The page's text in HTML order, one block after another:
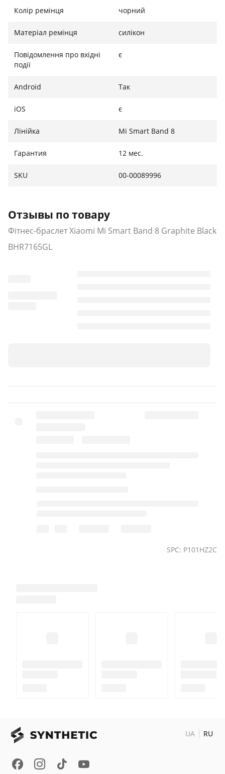
Колір ремінця чорний
Матеріал ремінця силікон
Повідомлення про вхідні
події
є
Android Так
iOS є
Лінійка Mi Smart Band 8
Гарантия 12 мес.
SKU 00-00089996
Отзывы по товару
Фітнес-браслет Xiaomi Mi Smart Band 8 Graphite Black
BHR7165GL
SPC: P101HZ2C
UA RU